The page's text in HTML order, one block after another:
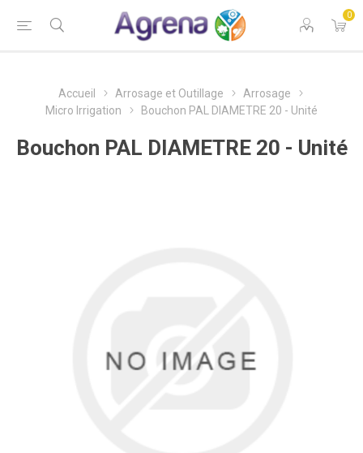
0
Accueil Arrosage et Outillage
Arrosage
Micro Irrigation
Bouchon PAL DIAMETRE 20 - Unité
Bouchon PAL DIAMETRE 20 - Unité